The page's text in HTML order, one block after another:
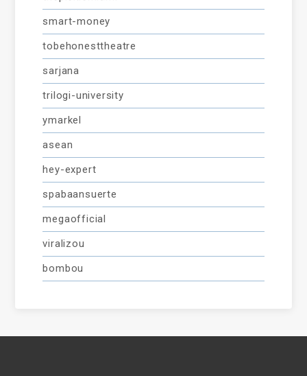
smart-money
tobehonesttheatre
sarjana
trilogi-university
ymarkel
asean
hey-expert
spabaansuerte
megaofficial
viralizou
bombou